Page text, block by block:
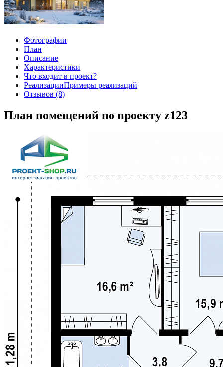
Фотографии
План
Описание
Характеристики
Что входит в проект?
РеализацииПримеры реализаций
Отзывов (8)
План помещений по проекту z123